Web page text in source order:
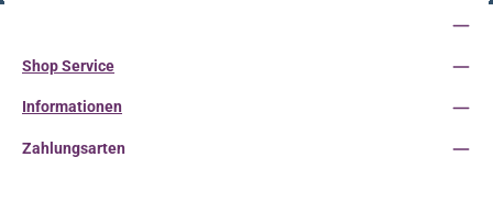
Shop Service
Informationen
Zahlungsarten